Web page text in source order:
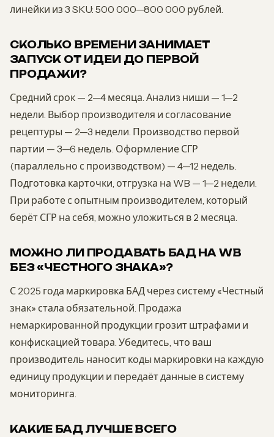
линейки из 3 SKU: 500 000—800 000 рублей.
СКОЛЬКО ВРЕМЕНИ ЗАНИМАЕТ
ЗАПУСК ОТ ИДЕИ ДО ПЕРВОЙ
ПРОДАЖИ?
Средний срок — 2—4 месяца. Анализ ниши — 1—2
недели. Выбор производителя и согласование
рецептуры — 2—3 недели. Производство первой
партии — 3—6 недель. Оформление СГР
(параллельно с производством) — 4—12 недель.
Подготовка карточки, отгрузка на WB — 1—2 недели.
При работе с опытным производителем, который
берёт СГР на себя, можно уложиться в 2 месяца.
МОЖНО ЛИ ПРОДАВАТЬ БАД НА WB
БЕЗ «ЧЕСТНОГО ЗНАКА»?
С 2025 года маркировка БАД через систему «Честный
знак» стала обязательной. Продажа
немаркированной продукции грозит штрафами и
конфискацией товара. Убедитесь, что ваш
производитель наносит коды маркировки на каждую
единицу продукции и передаёт данные в систему
мониторинга.
КАКИЕ БАД ЛУЧШЕ ВСЕГО